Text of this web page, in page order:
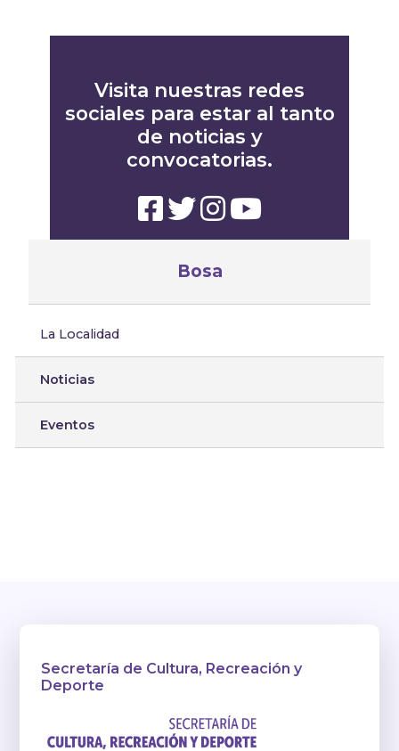
Bosa
La Localidad
Noticias
Eventos
Visita nuestras redes
sociales para estar al tanto
de noticias y
convocatorias.
Secretaría de Cultura, Recreación y
Deporte